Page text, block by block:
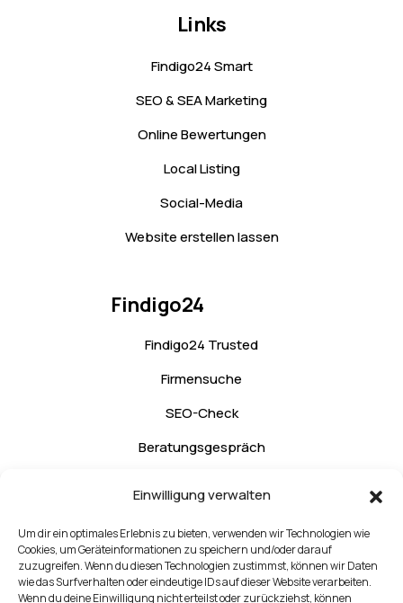
Einwilligung verwalten
Um dir ein optimales Erlebnis zu bieten, verwenden wir Technologien wie
Cookies, um Geräteinformationen zu speichern und/oder darauf
zuzugreifen. Wenn du diesen Technologien zustimmst, können wir Daten
wie das Surfverhalten oder eindeutige IDs auf dieser Website verarbeiten.
Wenn du deine Einwilligung nicht erteilst oder zurückziehst, können
Links
Findigo24 Smart
SEO & SEA Marketing
Online Bewertungen
Local Listing
Social-Media
Website erstellen lassen
Findigo24
Findigo24 Trusted
Firmensuche
SEO-Check
Beratungsgespräch
Rechtliches
Impressum